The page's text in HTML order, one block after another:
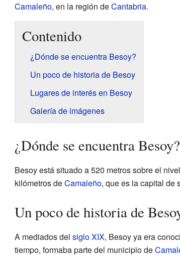
Camaleño, en la región deCantabria.
Contenido
¿Dónde se encuentra Besoy?
Un poco de historia de Besoy
Lugares de interés en Besoy
Galería de imágenes
¿Dónde se encuentra Besoy?
Besoy está situado a 520 metros sobre el
kilómetros deCamaleño, que es la capital de
Un poco de historia de
A mediados del siglo XIX, Besoy ya era
tiempo, formaba parte del municipio de